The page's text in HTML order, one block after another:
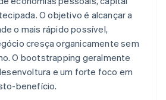
Payments, além de 50 mil
e descontos de parceiros
O objetivo é alcançar a
o mais rápido possível,
cresça organicamente sem
O bootstrapping geralmente
e um forte foco em
benefício.